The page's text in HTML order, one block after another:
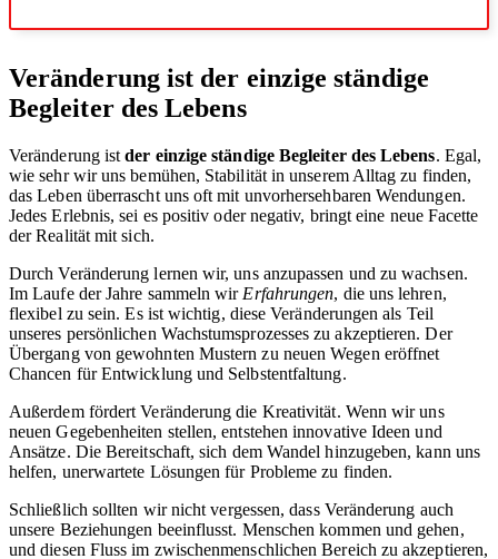
Veränderung ist der einzige ständige
Begleiter des Lebens
Veränderung istder einzige ständige Begleiter des Lebens. Egal,
wie sehr wir uns bemühen, Stabilität in unserem Alltag zu finden,
das Leben überrascht uns oft mit unvorhersehbaren Wendungen.
Jedes Erlebnis, sei es positiv oder negativ, bringt eine neue Facette
der Realität mit sich.
Durch Veränderung lernen wir, uns anzupassen und zu wachsen.
Im Laufe der Jahre sammeln wir Erfahrungen, die uns lehren,
flexibel zu sein. Es ist wichtig, diese Veränderungen als Teil
unseres persönlichen Wachstumsprozesses zu akzeptieren. Der
Übergang von gewohnten Mustern zu neuen Wegen eröffnet
Chancen für Entwicklung und Selbstentfaltung.
Außerdem fördert Veränderung die Kreativität. Wenn wir uns
neuen Gegebenheiten stellen, entstehen innovative Ideen und
Ansätze. Die Bereitschaft, sich dem Wandel hinzugeben, kann uns
helfen, unerwartete Lösungen für Probleme zu finden.
Schließlich sollten wir nicht vergessen, dass Veränderung auch
unsere Beziehungen beeinflusst. Menschen kommen und gehen,
und diesen Fluss im zwischenmenschlichen Bereich zu akzeptieren,